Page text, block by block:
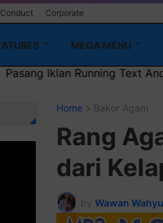
Corporate
MEGA MENU
Text Anda di sini atau bisa
Home Bakor Agam
Rang
dari
by Wawan